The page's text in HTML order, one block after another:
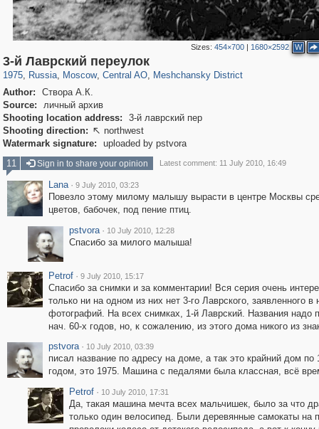
Sizes:454×700 | 1680×2592 W
3-й Лаврский переулок
1975, Russia
1,406,837 29,243
, Moscow
319,861 8,286
, Central AO
160,009 5,916
, Meshchansky District
10,185
Author:
Створа А.К.
Source:
личный архив
Shooting location address:
3-й лаврский пер
Shooting direction:  northwest
Watermark signature:
uploaded by pstvora
11
Sign in to share your opinion Latest comment: 11 July 2010, 16:49
Lana · 9 July 2010, 03:23
Повезло этому милому малышу вырасти в центре Москвы
цветов, бабочек, под пение птиц.
pstvora · 10 July 2010, 12:28
Спасибо за милого малыша!
Petrof · 9 July 2010, 15:17
Спасибо за снимки и за комментарии! Вся серия очень
только ни на одном из них нет 3-го Лаврского, заявленного в
фотографий. На всех снимках, 1-й Лаврский. Названия
нач. 60-х годов, но, к сожалению, из этого дома никого из
pstvora · 10 July 2010, 03:39
писал название по адресу на доме, а так это крайний дом
годом, это 1975. Машина с педалями была классная, всё
Petrof · 10 July 2010, 17:31
Да, такая машина мечта всех мальчишек, было за что
только один велосипед. Были деревянные самокаты на